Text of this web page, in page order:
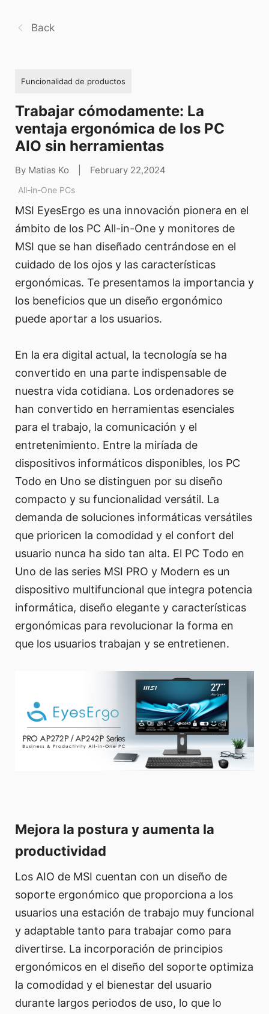
Back
Funcionalidad de productos
Trabajar cómodamente: La
ventaja ergonómica de los PC
AIO sin herramientas
By Matias Ko February 22,2024
All-in-One PCs
MSI EyesErgo es una innovación pionera en el
ámbito de los PC All-in-One y monitores de
MSI que se han diseñado centrándose en el
cuidado de los ojos y las características
ergonómicas. Te presentamos la importancia y
los beneficios que un diseño ergonómico
puede aportar a los usuarios.
En la era digital actual, la tecnología se ha
convertido en una parte indispensable de
nuestra vida cotidiana. Los ordenadores se
han convertido en herramientas esenciales
para el trabajo, la comunicación y el
entretenimiento. Entre la miríada de
dispositivos informáticos disponibles, los PC
Todo en Uno se distinguen por su diseño
compacto y su funcionalidad versátil. La
demanda de soluciones informáticas versátiles
que prioricen la comodidad y el confort del
usuario nunca ha sido tan alta. El PC Todo en
Uno de las series MSI PRO y Modern es un
dispositivo multifuncional que integra potencia
informática, diseño elegante y características
ergonómicas para revolucionar la forma en
que los usuarios trabajan y se entretienen.
Mejora la postura y aumenta la
productividad
Los AIO de MSI cuentan con un diseño de
soporte ergonómico que proporciona a los
usuarios una estación de trabajo muy funcional
y adaptable tanto para trabajar como para
divertirse. La incorporación de principios
ergonómicos en el diseño del soporte optimiza
la comodidad y el bienestar del usuario
durante largos periodos de uso, lo que lo